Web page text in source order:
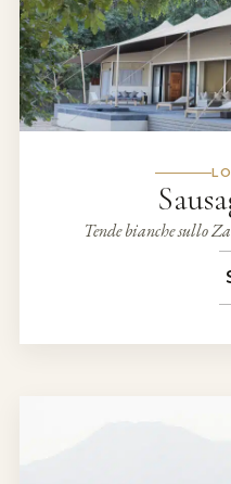
Tende bianche sullo